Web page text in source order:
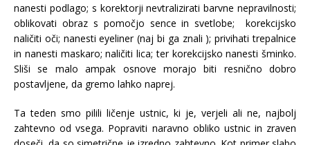
nanesti podlago; s korektorji nevtralizirati barvne nepravilnosti;
oblikovati obraz s pomočjo sence in svetlobe; korekcijsko
naličiti oči; nanesti eyeliner (naj bi ga znali ); privihati trepalnice
in nanesti maskaro; naličiti lica; ter korekcijsko nanesti šminko.
Sliši se malo ampak osnove morajo biti resnično dobro
postavljene, da gremo lahko naprej.
Ta teden smo pilili ličenje ustnic, ki je, verjeli ali ne, najbolj
zahtevno od vsega. Popraviti naravno obliko ustnic in zraven